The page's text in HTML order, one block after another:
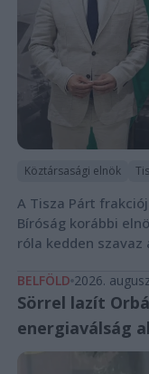
Köztársasági elnök
A Tisza Párt
Bíróság korábbi
róla kedden szavaz
BELFÖLD 2026.
Sörrel lazít
energiaválság